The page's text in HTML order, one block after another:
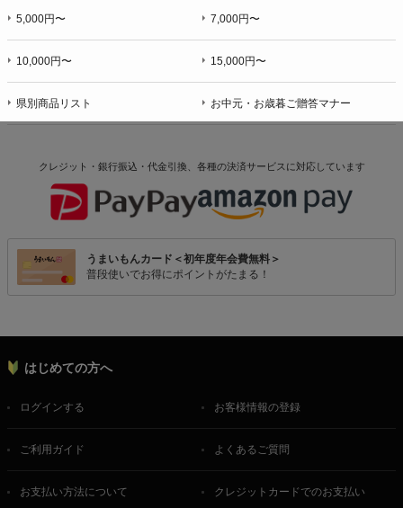
5,000円〜 7,000円〜
10,000円〜 15,000円〜
県別商品リスト お中元・お歳暮ご贈答マナー
クレジット・銀行振込・代金引換、各種の決済サービスに対応しています
うまいもんカード＜初年度年会費無料＞
普段使いでお得にポイントがたまる！
はじめての方へ
ログインする お客様情報の登録
ご利用ガイド よくあるご質問
お支払い方法について クレジットカードでのお支払い